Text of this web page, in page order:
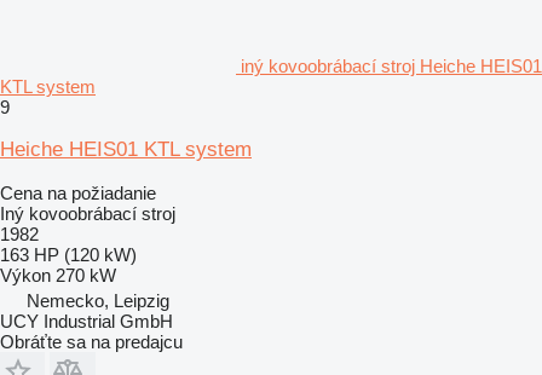
iný kovoobrábací stroj Heiche HEIS01
KTL system
9
Heiche HEIS01 KTL system
Cena na požiadanie
Iný kovoobrábací stroj
1982
163 HP (120 kW)
Výkon 270 kW
Nemecko, Leipzig
UCY Industrial GmbH
Obráťte sa na predajcu